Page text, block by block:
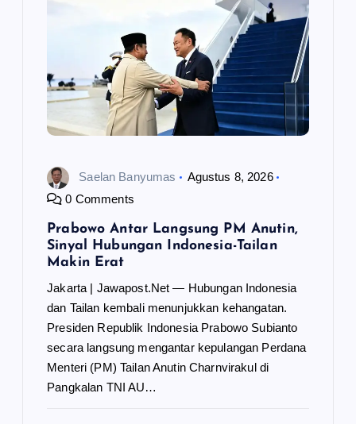
Saelan Banyumas
Agustus 8, 2026
0 Comments
Prabowo Antar Langsung PM Anutin,
Sinyal Hubungan Indonesia-Tailan
Makin Erat
Jakarta | Jawapost.Net — Hubungan Indonesia
dan Tailan kembali menunjukkan kehangatan.
Presiden Republik Indonesia Prabowo Subianto
secara langsung mengantar kepulangan Perdana
Menteri (PM) Tailan Anutin Charnvirakul di
Pangkalan TNI AU…